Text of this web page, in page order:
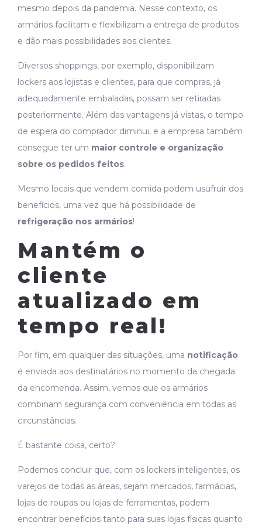
mesmo depois da pandemia. Nesse contexto, os
armários facilitam e flexibilizam a entrega de produtos
e dão mais possibilidades aos clientes.
Diversos shoppings, por exemplo, disponibilizam
lockers aos lojistas e clientes, para que compras, já
adequadamente embaladas, possam ser retiradas
posteriormente. Além das vantagens já vistas, o tempo
de espera do comprador diminui, e a empresa também
consegue ter um maior controle e organização
sobre os pedidos feitos.
Mesmo locais que vendem comida podem usufruir dos
benefícios, uma vez que há possibilidade de
refrigeração nos armários!
Mantém o
cliente
atualizado em
tempo real!
Por fim, em qualquer das situações, uma notificação
é enviada aos destinatários no momento da chegada
da encomenda. Assim, vemos que os armários
combinam segurança com conveniência em todas as
circunstâncias.
É bastante coisa, certo?
Podemos concluir que, com os lockers inteligentes, os
varejos de todas as áreas, sejam mercados, farmácias,
lojas de roupas ou lojas de ferramentas, podem
encontrar benefícios tanto para suas lojas físicas quanto